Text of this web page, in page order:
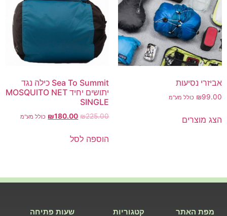
אביזרי נסיעות
₪99.00 כולל מע"מ
הצג מוצרים
Sea To Summit כילה נגד
יתושים יחיד MOSQUITO NET
SINGLE
₪225.00
₪180.00 כולל מע"מ
הוספה לסל
מפת האתר
קטגוריות
שעות פתיחה